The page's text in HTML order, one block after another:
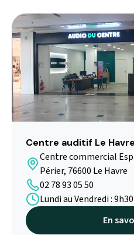
Centre auditif Le Havre
Centre commercial
Périer, 76600 Le Havre
02 78 93 05 50
Lundi au Vendredi :
En